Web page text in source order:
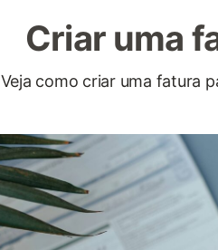
Criar uma
Veja como criar uma fatura